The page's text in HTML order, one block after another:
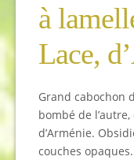
à
Lace,
Grand cabochon
bombé de
d’Arménie.
couches opaques.